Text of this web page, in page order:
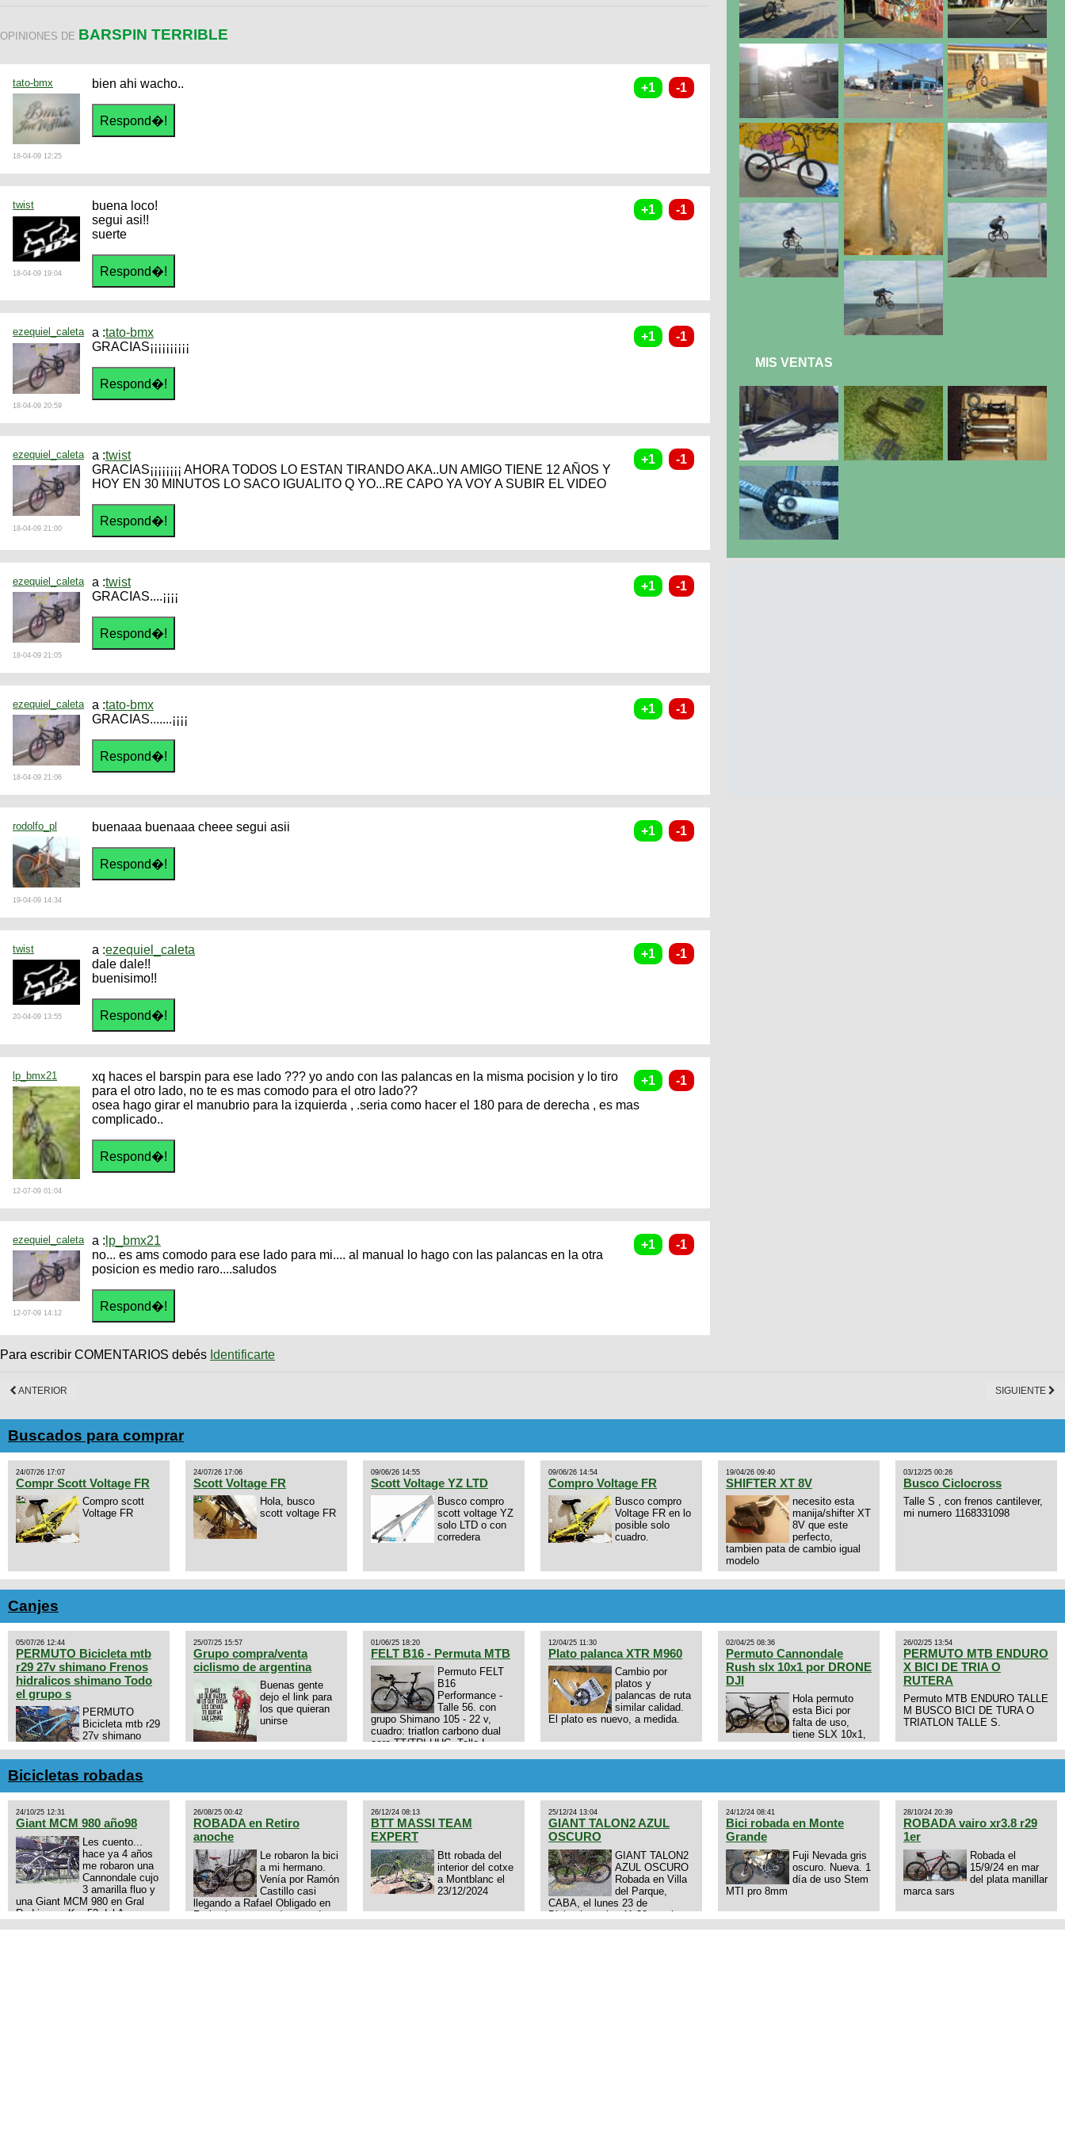
OPINIONES DE BARSPIN TERRIBLE
tato-bmx
18-04-09 12:25
bien ahi wacho..
twist
18-04-09 19:04
buena loco!
segui asi!!
suerte
ezequiel_caleta
18-04-09 20:59
a :tato-bmx
GRACIAS¡¡¡¡¡¡¡¡¡¡
ezequiel_caleta
18-04-09 21:00
a :twist
GRACIAS¡¡¡¡¡¡¡¡ AHORA TODOS LO ESTAN TIRANDO AKA..UN AMIGO TIENE 12 AÑOS Y
HOY EN 30 MINUTOS LO SACO IGUALITO Q YO...RE CAPO YA VOY A SUBIR EL VIDEO
ezequiel_caleta
18-04-09 21:05
a :twist
GRACIAS....¡¡¡¡
ezequiel_caleta
18-04-09 21:06
a :tato-bmx
GRACIAS.......¡¡¡¡
rodolfo_pl
19-04-09 14:34
buenaaa buenaaa cheee segui asii
twist
20-04-09 13:55
a :ezequiel_caleta
dale dale!!
buenisimo!!
lp_bmx21
12-07-09 01:04
xq haces el barspin para ese lado ??? yo ando con las palancas en la misma pocision y lo tiro
para el otro lado, no te es mas comodo para el otro lado??
osea hago girar el manubrio para la izquierda , .seria como hacer el 180 para de derecha , es mas
complicado..
ezequiel_caleta
12-07-09 14:12
a : lp_bmx21
no... es ams comodo para ese lado para mi.... al manual lo hago con las palancas en la otra
posicion es medio raro....saludos
Para escribir COMENTARIOS debés Identificarte
MIS VENTAS
ANTERIOR SIGUIENTE
Buscados para comprar
24/07/26 17:07
Compr Scott Voltage FR
Compro scott
Voltage FR
24/07/26 17:06
Scott Voltage FR
Hola, busco
scott voltage FR
09/06/26 14:55
Scott Voltage YZ LTD
Busco compro
scott voltage YZ
solo LTD o con
corredera
09/06/26 14:54
Compro Voltage FR
Busco compro
Voltage FR en lo
posible solo
cuadro.
19/04/26 09:40
SHIFTER XT 8V
necesito esta
manija/shifter XT
8V que este
perfecto,
tambien pata de cambio igual
modelo
03/12/25 00:26
Busco Ciclocross
Talle S , con frenos cantilever,
mi numero 1168331098
Canjes
05/07/26 12:44
PERMUTO Bicicleta mtb
r29 27v shimano Frenos
hidralicos shimano Todo
el grupo s
PERMUTO
Bicicleta mtb r29
27v shimano
Frenos hidralicos
shimano Todo el grupo shimano
Talle s/m Permuto x pistera o
ruta talle s o m.
25/07/25 15:57
Grupo compra/venta
ciclismo de argentina
Buenas gente
dejo el link para
los que quieran
unirse
https://chat.whatsapp.com/E4N9zhVk9wHFFzK7T345Kn?
mode=ac_t
01/06/25 18:20
FELT B16 - Permuta MTB
Permuto FELT
B16
Performance -
Talle 56. con
grupo Shimano 105 - 22 v,
cuadro: triatlon carbono dual
aero TT/TRI UHC. Talle L.
12/04/25 11:30
Plato palanca XTR M960
Cambio por
platos y
palancas de ruta
similar calidad.
El plato es nuevo, a medida.
02/04/25 08:36
Permuto Cannondale
Rush slx 10x1 por DRONE
DJI
Hola permuto
esta Bici por
falta de uso,
tiene SLX 10x1,
Axon tope de gama con
drone de la marca Dji, les dejo
3434568861 saludos
26/02/25 13:54
PERMUTO MTB ENDURO
X BICI DE TRIA O
RUTERA
Permuto MTB ENDURO TALLE
M BUSCO BICI DE TURA O
TRIATLON TALLE S.
Bicicletas robadas
24/10/25 12:31
Giant MCM 980 año98
Les cuento...
hace ya 4 años
me robaron una
Cannondale cujo
3 amarilla fluo y
una Giant MCM 980 en Gral
Rodriguez. Km 53 del Acceso
26/08/25 00:42
ROBADA en Retiro
anoche
Le robaron la bici
a mi hermano.
Venía por Ramón
Castillo casi
llegando a Rafael Obligado en
Retiro (zona puerto) a eso de
26/12/24 08:13
BTT MASSI TEAM
EXPERT
Btt robada del
interior del cotxe
a Montblanc el
23/12/2024
25/12/24 13:04
GIANT TALON2 AZUL
OSCURO
GIANT TALON2
AZUL OSCURO
Robada en Villa
del Parque,
CABA, el lunes 23 de
Diciembre a las 11:38 am, hay
24/12/24 08:41
Bici robada en Monte
Grande
Fuji Nevada gris
oscuro. Nueva. 1
día de uso Stem
MTI pro 8mm
28/10/24 20:39
ROBADA vairo xr3.8 r29
1er
Robada el
15/9/24 en mar
del plata manillar
marca sars